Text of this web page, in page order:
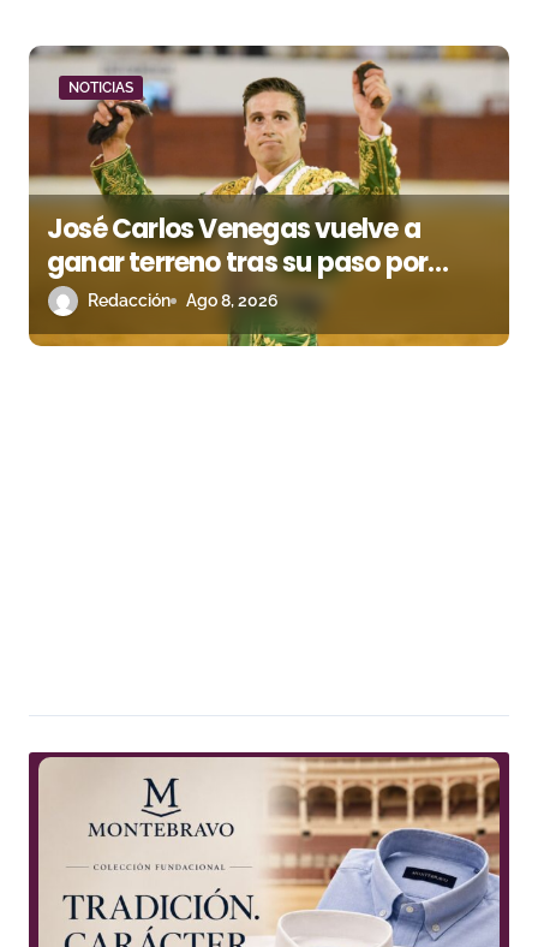
NOTICIAS
José Carlos Venegas vuelve a
ganar terreno tras su paso por
Madrid
Redacción Ago 8, 2026